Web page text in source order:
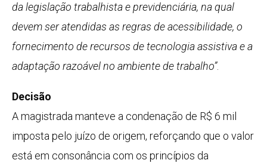
da legislação trabalhista e previdenciária, na qual
devem ser atendidas as regras de acessibilidade, o
fornecimento de recursos de tecnologia assistiva e a
adaptação razoável no ambiente de trabalho”.
Decisão
A magistrada manteve a condenação de R$ 6 mil
imposta pelo juízo de origem, reforçando que o valor
está em consonância com os princípios da